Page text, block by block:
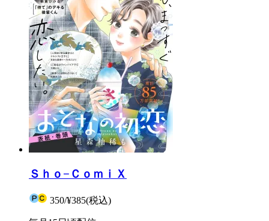
Ｓｈｏ−ＣｏｍｉＸ
350/¥385(税込)